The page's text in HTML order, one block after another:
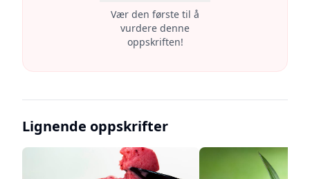
Vær den første til å
vurdere denne
oppskriften!
Lignende oppskrifter